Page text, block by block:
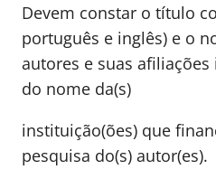
Devem constar o título
português e inglês) e o
autores e suas
do nome da(s)
instituição(ões) que
pesquisa do(s) autor(es).